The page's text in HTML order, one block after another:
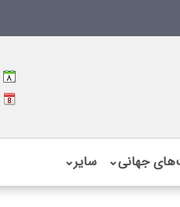
جهانی⌄ سایر⌄